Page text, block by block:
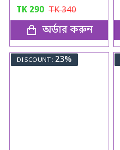
TK 290 TK340
অর্ডার করুন
DISCOUNT: 23%